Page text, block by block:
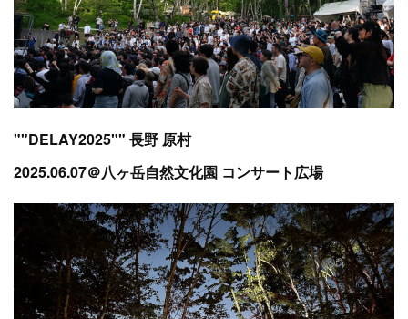
""DELAY2025"" 長野 原村
2025.06.07＠八ヶ岳自然文化園 コンサート広場